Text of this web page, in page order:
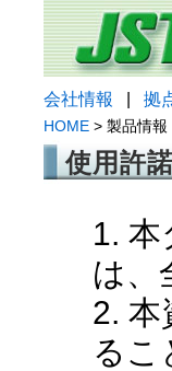
会社情報 拠
HOME > 製品情報
使用許
1.
は、
2. 本
るこ